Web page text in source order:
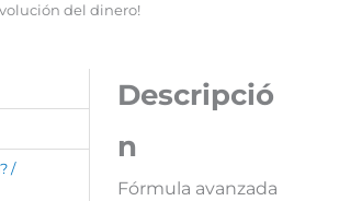
del dinero!
/
Descripció
n
Fórmula avanzada